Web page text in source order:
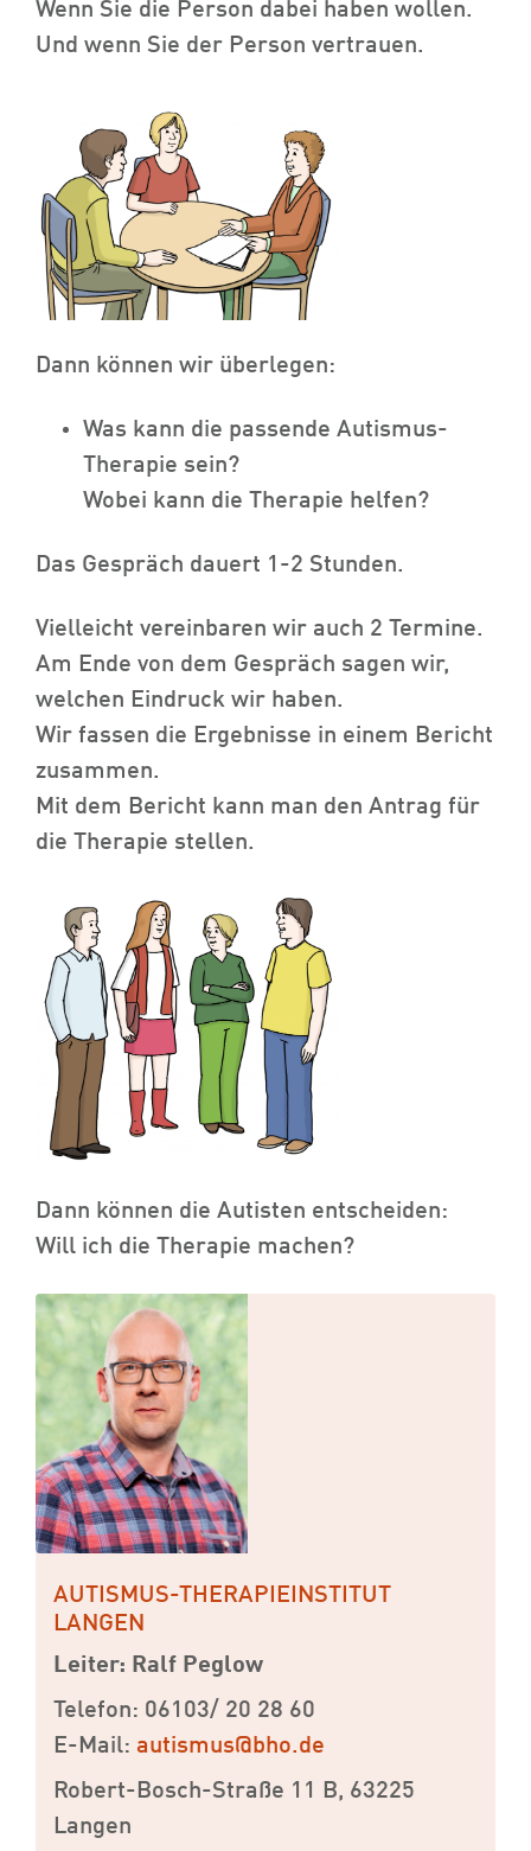
Wenn Sie die Person dabei haben wollen.
Und wenn Sie der Person vertrauen.
Dann können wir überlegen:
Was kann die passende Autismus-
Therapie sein?
Wobei kann die Therapie helfen?
Das Gespräch dauert 1-2 Stunden.
Vielleicht vereinbaren wir auch 2 Termine.
Am Ende von dem Gespräch sagen wir,
welchen Eindruck wir haben.
Wir fassen die Ergebnisse in einem Bericht
zusammen.
Mit dem Bericht kann man den Antrag für
die Therapie stellen.
Dann können die Autisten entscheiden:
Will ich die Therapie machen?
AUTISMUS-THERAPIEINSTITUT
LANGEN
Leiter: Ralf Peglow
Telefon: 06103/ 20 28 60
E-Mail: autismus@bho.de
Robert-Bosch-Straße 11 B, 63225
Langen